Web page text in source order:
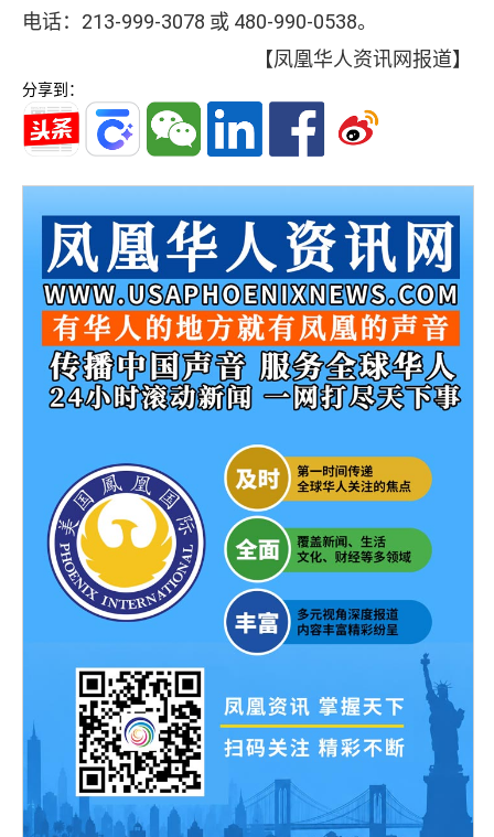
电话：213-999-3078 或 480-990-0538。
【凤凰华人资讯网报道】
分享到：